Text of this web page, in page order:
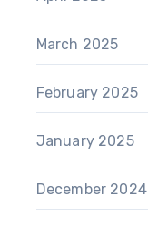
March 2025
February 2025
January 2025
December 2024